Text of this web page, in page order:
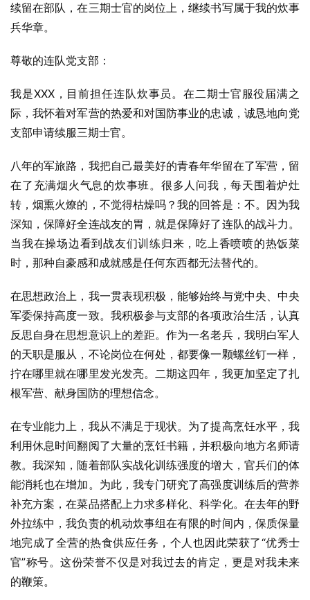
续留在部队，在三期士官的岗位上，继续书写属于我的炊事
兵华章。
尊敬的连队党支部：
我是XXX，目前担任连队炊事员。在二期士官服役届满之
际，我怀着对军营的热爱和对国防事业的忠诚，诚恳地向党
支部申请续服三期士官。
八年的军旅路，我把自己最美好的青春年华留在了军营，留
在了充满烟火气息的炊事班。很多人问我，每天围着炉灶
转，烟熏火燎的，不觉得枯燥吗？我的回答是：不。因为我
深知，保障好全连战友的胃，就是保障好了连队的战斗力。
当我在操场边看到战友们训练归来，吃上香喷喷的热饭菜
时，那种自豪感和成就感是任何东西都无法替代的。
在思想政治上，我一贯表现积极，能够始终与党中央、中央
军委保持高度一致。我积极参与支部的各项政治生活，认真
反思自身在思想意识上的差距。作为一名老兵，我明白军人
的天职是服从，不论岗位在何处，都要像一颗螺丝钉一样，
拧在哪里就在哪里发光发亮。二期这四年，我更加坚定了扎
根军营、献身国防的理想信念。
在专业能力上，我从不满足于现状。为了提高烹饪水平，我
利用休息时间翻阅了大量的烹饪书籍，并积极向地方名师请
教。我深知，随着部队实战化训练强度的增大，官兵们的体
能消耗也在增加。为此，我专门研究了高强度训练后的营养
补充方案，在菜品搭配上力求多样化、科学化。在去年的野
外拉练中，我负责的机动炊事组在有限的时间内，保质保量
地完成了全营的热食供应任务，个人也因此荣获了“优秀士
官”称号。这份荣誉不仅是对我过去的肯定，更是对我未来
的鞭策。